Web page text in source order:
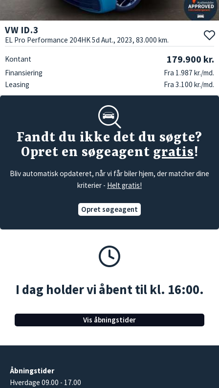
VW ID.3
EL Pro Performance 204HK 5d Aut., 2023, 83.000 km.
Kontant 179.900 kr.
Finansiering
Fra 1.987 kr./md.
Leasing
Fra 3.100 kr./md.
Fandt du ikke det du søgte?
Opret en søgeagent gratis!
Bliv automatisk opdateret, når vi får biler hjem, der matcher dine
kriterier - Helt gratis!
Opret søgeagent
I dag holder vi åbent til kl. 16:00.
Vis åbningstider
Åbningstider
Hverdage 09.00 - 17.00